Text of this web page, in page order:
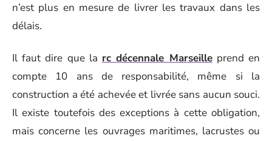
n’est plus en mesure de livrer les travaux dans les
délais.
Il faut dire que la rc décennale Marseilleprend en
compte 10 ans de responsabilité, même si la
construction a été achevée et livrée sans aucun souci.
Il existe toutefois des exceptions à cette obligation,
mais concerne les ouvrages maritimes, lacrustes ou